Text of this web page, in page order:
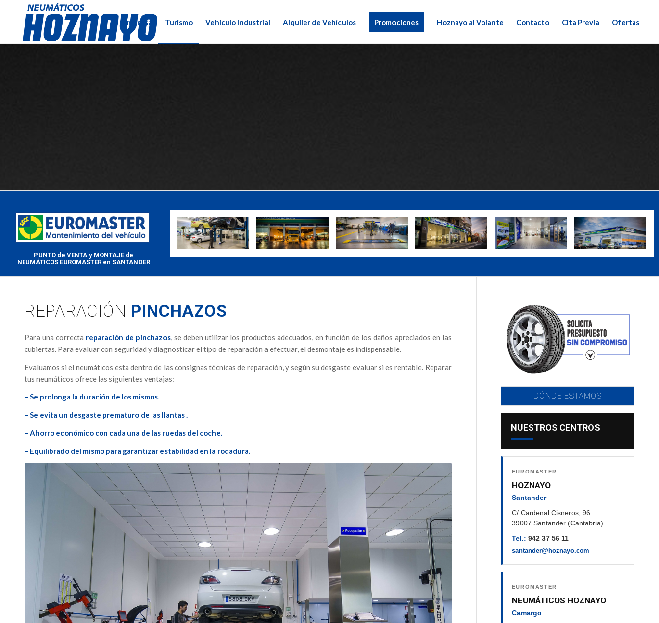
Empresa Turismo Vehiculo Industrial Alquiler de Vehículos Promociones Hoznayo al Volante Contacto Cita Previa Ofertas
PUNTO de VENTA y MONTAJE de
NEUMÁTICOS EUROMASTER en SANTANDER
REPARACIÓN PINCHAZOS
Para una correcta reparación de pinchazos, se deben utilizar los productos adecuados, en función de los daños apreciados en las
cubiertas. Para evaluar con seguridad y diagnosticar el tipo de reparación a efectuar, el desmontaje es indispensable.
Evaluamos si el neumáticos esta dentro de las consignas técnicas de reparación, y según su desgaste evaluar si es rentable. Reparar
tus neumáticos ofrece las siguientes ventajas:
– Se prolonga la duración de los mismos.
– Se evita un desgaste prematuro de las llantas .
– Ahorro económico con cada una de las ruedas del coche.
– Equilibrado del mismo para garantizar estabilidad en la rodadura.
DÓNDE ESTAMOS
NUESTROS CENTROS
EUROMASTER
HOZNAYO
Santander
C/ Cardenal Cisneros, 96
39007 Santander (Cantabria)
Tel.: 942 37 56 11
santander@hoznayo.com
EUROMASTER
NEUMÁTICOS HOZNAYO
Camargo